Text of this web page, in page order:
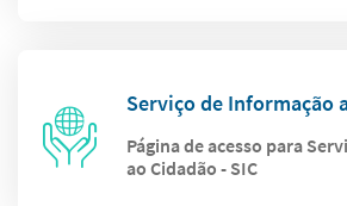
Serviço de Informação
Página de acesso para
ao Cidadão - SIC